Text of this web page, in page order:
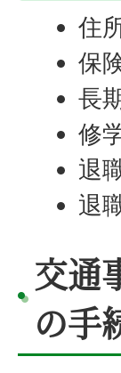
住
保
長
修
退
退
交通
の手